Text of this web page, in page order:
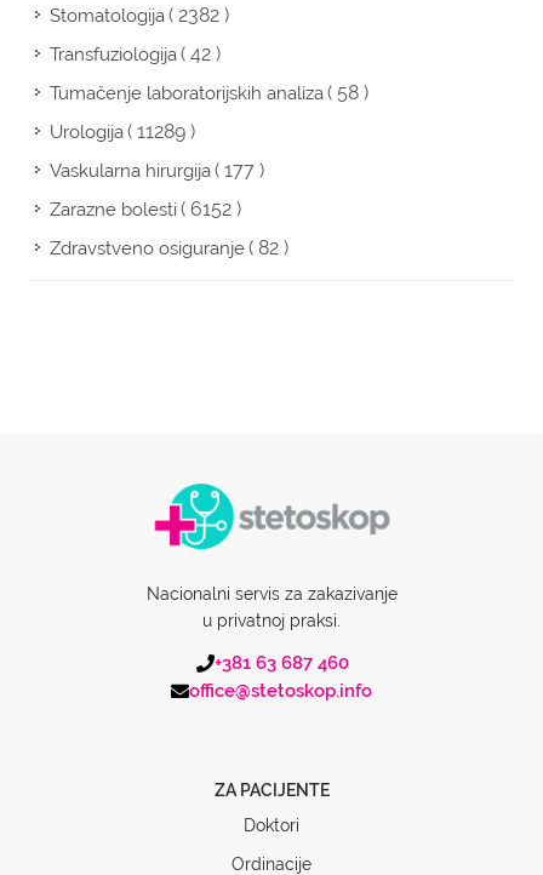
Stomatologija( 2382 )
Transfuziologija( 42 )
Tumačenje laboratorijskih analiza( 58 )
Urologija( 11289 )
Vaskularna hirurgija( 177 )
Zarazne bolesti( 6152 )
Zdravstveno osiguranje( 82 )
Nacionalni servis za zakazivanje
u privatnoj praksi.
+381 63 687 460
office@stetoskop.info
ZA PACIJENTE
Doktori
Ordinacije